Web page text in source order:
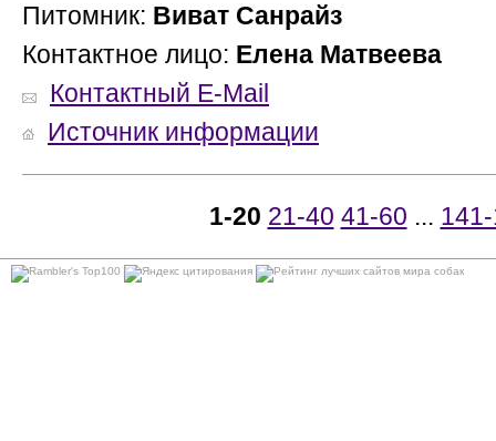
Питомник: Виват Санрайз
Контактное лицо: Елена Матвеева
Контактный E-Mail
Источник информации
1-20 21-40 41-60 ...